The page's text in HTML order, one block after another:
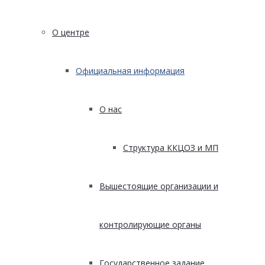
О центре
Официальная информация
О нас
Структура ККЦОЗ и МП
Вышестоящие организации и
контролирующие органы